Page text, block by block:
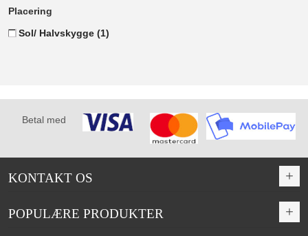
Placering
Sol/ Halvskygge (1)
Betal med
KONTAKT OS
POPULÆRE PRODUKTER